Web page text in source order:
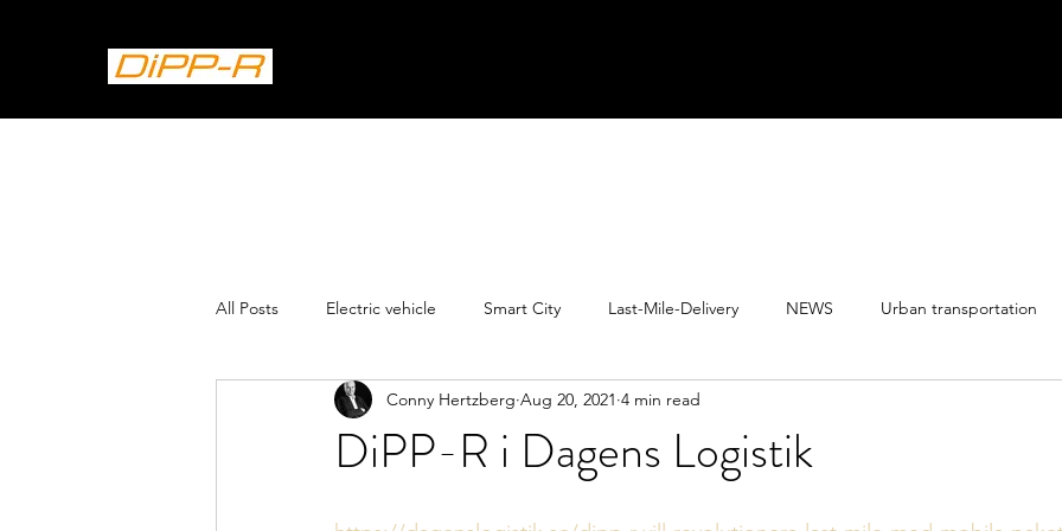
All Posts Electric vehicle Smart City Last-Mile-Delivery NEWS Urban transportation
DiPP-R i Dagens Logistik
Conny Hertzberg Aug 20, 2021 4 min read